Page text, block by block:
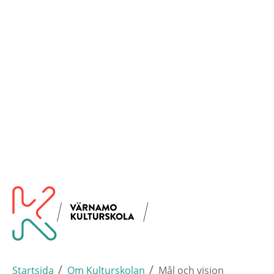
huvudinnehållet
Till startsidan
Startsida / Om Kulturskolan / Mål och vision